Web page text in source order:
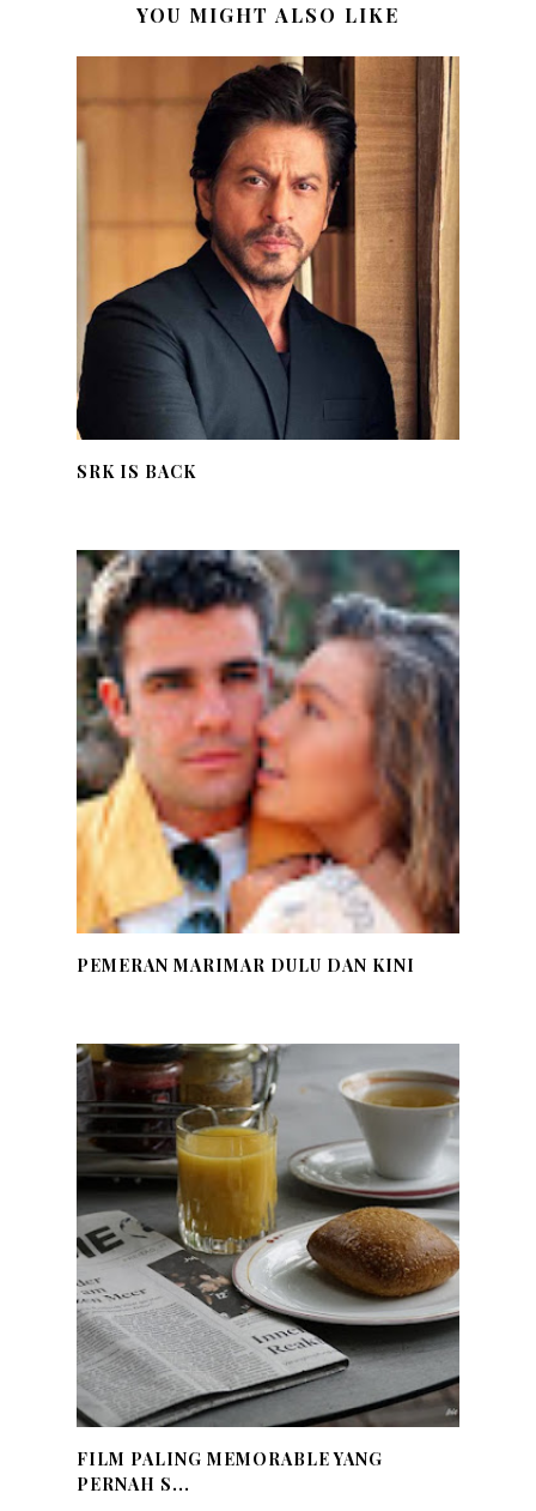
YOU MIGHT ALSO LIKE
SRK IS BACK
PEMERAN MARIMAR DULU DAN KINI
FILM PALING MEMORABLE YANG
PERNAH S...